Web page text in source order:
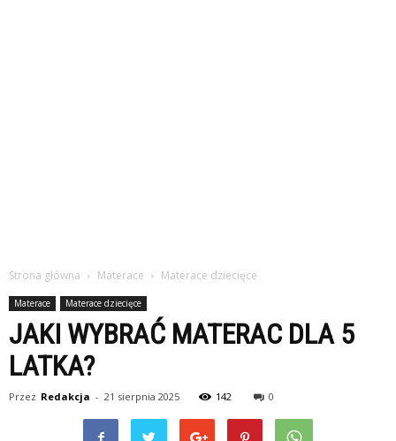
Strona główna Materace Materace dziecięce
Materace Materace dziecięce
JAKI WYBRAĆ MATERAC DLA 5
LATKA?
Przez Redakcja - 21 sierpnia 2025 142 0